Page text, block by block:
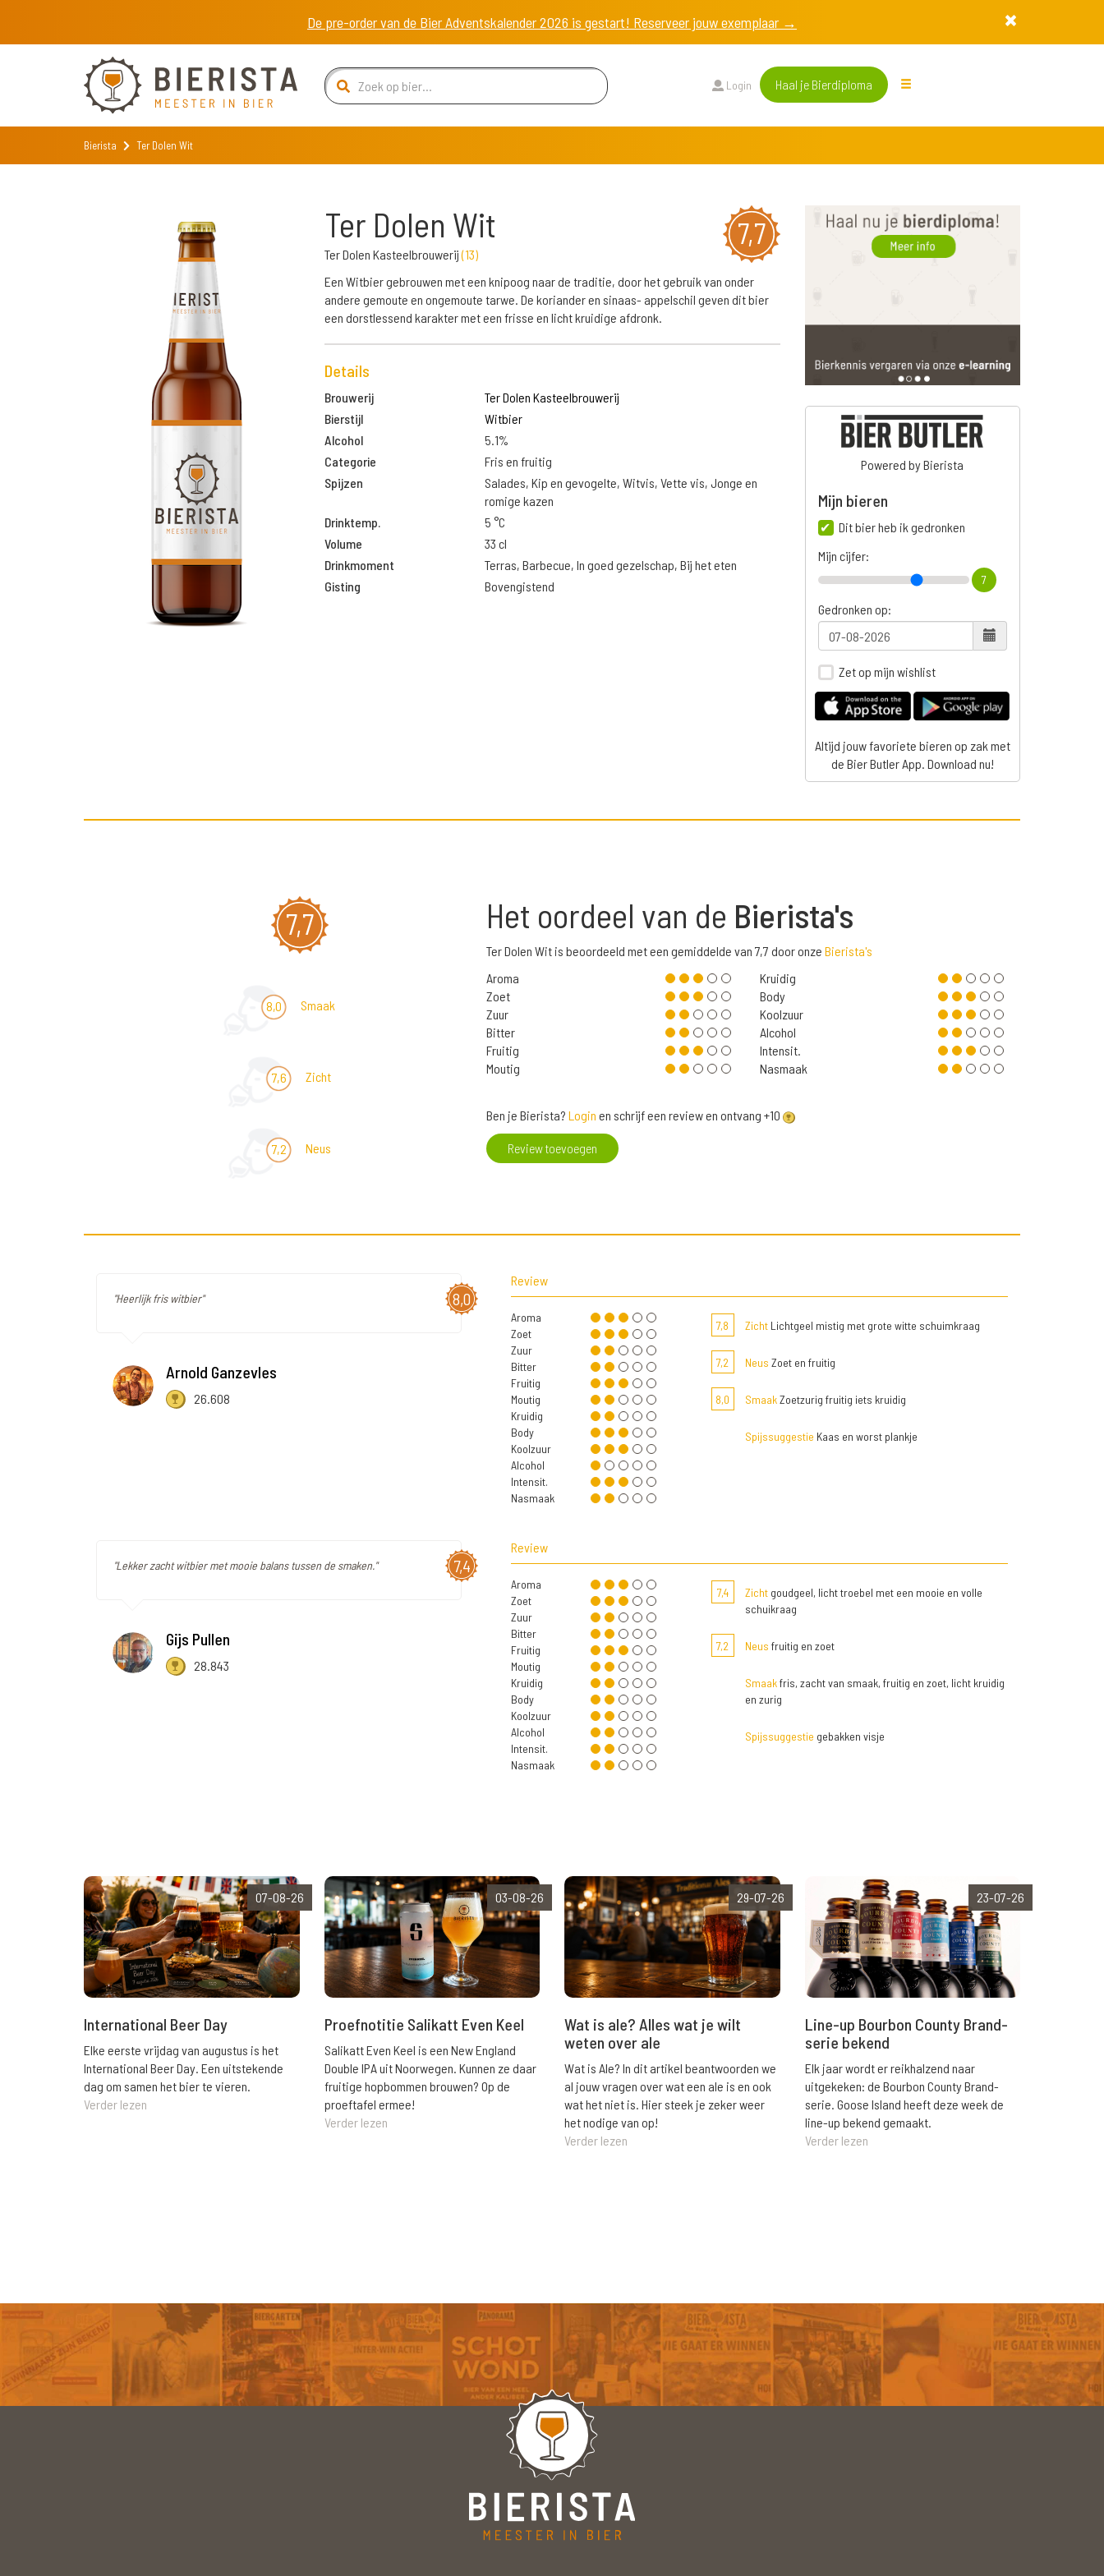
De pre-order van de Bier Adventskalender 2026 is gestart! Reserveer jouw exemplaar →
Login Haal je Bierdiploma
Bierista Ter Dolen Wit
7,7
Ter Dolen Wit
Ter Dolen Kasteelbrouwerij(13)
Een Witbier gebrouwen met een knipoog naar de traditie, door het gebruik van onder
andere gemoute en ongemoute tarwe. De koriander en sinaas- appelschil geven dit bier
een dorstlessend karakter met een frisse en licht kruidige afdronk.
Details
Brouwerij
Ter Dolen Kasteelbrouwerij
Bierstijl
Witbier
Alcohol
5.1%
Categorie
Fris en fruitig
Spijzen
Salades, Kip en gevogelte, Witvis, Vette vis, Jonge en
romige kazen
Drinktemp.
5 °C
Volume
33 cl
Drinkmoment
Terras, Barbecue, In goed gezelschap, Bij het eten
Gisting
Bovengistend
Powered by Bierista
Mijn bieren
Dit bier heb ik gedronken
Mijn cijfer:
7
Gedronken op:
Zet op mijn wishlist
Altijd jouw favoriete bieren op zak met
de Bier Butler App. Download nu!
7,7
8,0 Smaak
7,6 Zicht
7,2 Neus
Het oordeel van de Bierista's
Ter Dolen Wit is beoordeeld met een gemiddelde van 7,7 door onze Bierista's
Aroma
Zoet
Zuur
Bitter
Fruitig
Moutig
Kruidig
Body
Koolzuur
Alcohol
Intensit.
Nasmaak
Ben je Bierista? Login en schrijf een review en ontvang +10
Review toevoegen
8,0
"Heerlijk fris witbier"
Arnold Ganzevles
26.608
Review
Aroma
Zoet
Zuur
Bitter
Fruitig
Moutig
Kruidig
Body
Koolzuur
Alcohol
Intensit.
Nasmaak
7,8 ZichtLichtgeel mistig met grote witte schuimkraag
7,2 Neus Zoet en fruitig
8,0 SmaakZoetzurig fruitig iets kruidig
Spijssuggestie Kaas en worst plankje
7,4
"Lekker zacht witbier met mooie balans tussen de smaken."
Gijs Pullen
28.843
Review
Aroma
Zoet
Zuur
Bitter
Fruitig
Moutig
Kruidig
Body
Koolzuur
Alcohol
Intensit.
Nasmaak
7,4 Zichtgoudgeel, licht troebel met een mooie en volle
schuikraag
7,2 Neus fruitig en zoet
Smaakfris, zacht van smaak, fruitig en zoet, licht kruidig
en zurig
Spijssuggestie gebakken visje
07-08-26
International Beer Day
Elke eerste vrijdag van augustus is het
International Beer Day. Een uitstekende
dag om samen het bier te vieren.
Verder lezen
03-08-26
Proefnotitie Salikatt Even Keel
Salikatt Even Keel is een New England
Double IPA uit Noorwegen. Kunnen ze daar
fruitige hopbommen brouwen? Op de
proeftafel ermee!
Verder lezen
29-07-26
Wat is ale? Alles wat je wilt
weten over ale
Wat is Ale? In dit artikel beantwoorden we
al jouw vragen over wat een ale is en ook
wat het niet is. Hier steek je zeker weer
het nodige van op!
Verder lezen
23-07-26
Line-up Bourbon County Brand-
serie bekend
Elk jaar wordt er reikhalzend naar
uitgekeken: de Bourbon County Brand-
serie. Goose Island heeft deze week de
line-up bekend gemaakt.
Verder lezen